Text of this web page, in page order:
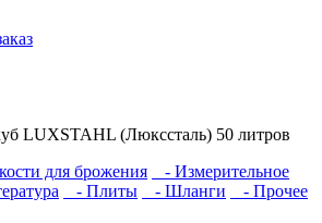
LUXSTAHL (Люкссталь) 50 литров
для брожения
- Измерительное
- Плиты - Шланги - Прочее